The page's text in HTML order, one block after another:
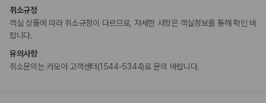
추가 안내사항
주차 높이 제한 적용
기타 선택사항
유럽식 아침 식사 요금: 성인 KRW 29900 ~ 35900, 어린이 KRW
19900 ~ 19900(대략적인 금액)
취소규정
객실 상품에 따라 취소규정이 다르므로, 자세한 사항은 객실정보를 통해 확인 바
랍니다.
유의사항
취소문의는 카모아 고객센터(1544-5344)로 문의 바랍니다.